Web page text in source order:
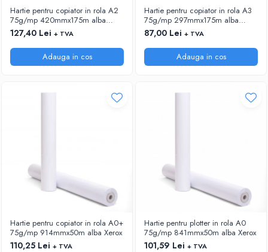
Hartie pentru copiator in rola A2
75g/mp 420mmx175m alba
Xerox
127,40 Lei + TVA
Adauga in cos
Hartie pentru copiator in rola A3
75g/mp 297mmx175m alba
Xerox
87,00 Lei + TVA
Adauga in cos
Hartie pentru copiator in rola A0+
75g/mp 914mmx50m alba Xerox
110,25 Lei + TVA
Hartie pentru plotter in rola A0
75g/mp 841mmx50m alba Xerox
101,59 Lei + TVA